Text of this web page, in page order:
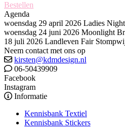
Bestellen
Agenda
woensdag 29 april 2026 Ladies
woensdag 24 juni 2026 Moonlight
18 juli 2026 Landleven Fair
Neem contact met ons op
kirsten@kdmdesign.nl
06-50439909
Facebook
Instagram
Informatie
Kennisbank Textiel
Kennisbank Stickers